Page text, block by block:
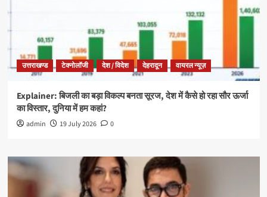
उत्तराखण्ड टेक्नोलॉजी देश / विदेश देहरादून वायरल न्यूज़
Explainer: बिजली का बड़ा विकल्प बनता सूरज, देश में कैसे हो रहा सौर ऊर्जा
का विस्तार, दुनिया में हम कहां?
admin 19 July 2026 0